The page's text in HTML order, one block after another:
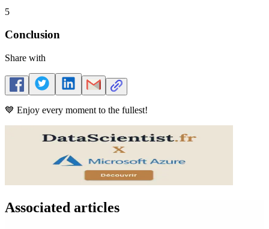
5
Conclusion
Share with
💙 Enjoy every moment to the fullest!
Associated articles